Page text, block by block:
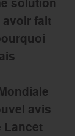
solution
fait
avis
Lancet